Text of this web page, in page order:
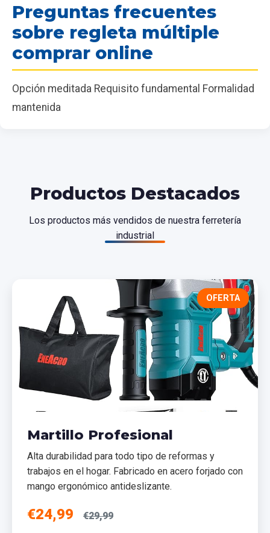
Preguntas frecuentes
sobre regleta múltiple
comprar online
Opción meditada Requisito fundamental Formalidad
mantenida
Productos Destacados
Los productos más vendidos de nuestra ferretería
industrial
OFERTA
Martillo Profesional
Alta durabilidad para todo tipo de reformas y
trabajos en el hogar. Fabricado en acero forjado con
mango ergonómico antideslizante.
€24,99 €29,99